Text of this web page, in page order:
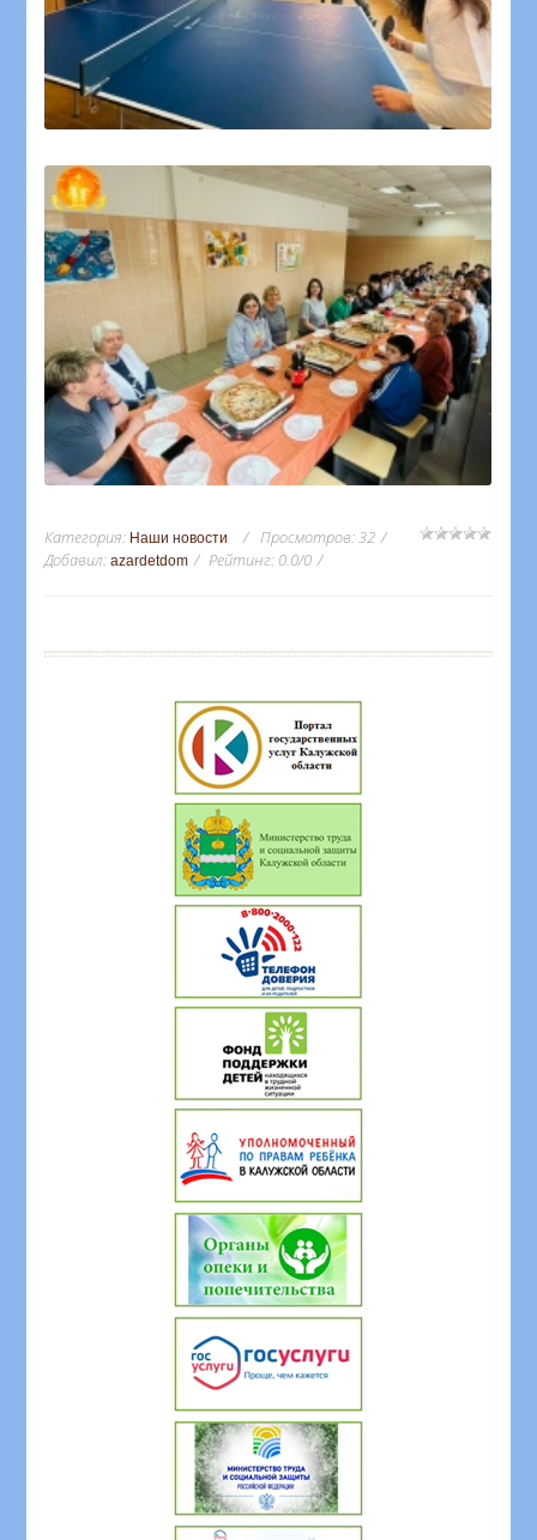
Категория: Наши новости Просмотров:32
Добавил: azardetdom Рейтинг: 0.0/0